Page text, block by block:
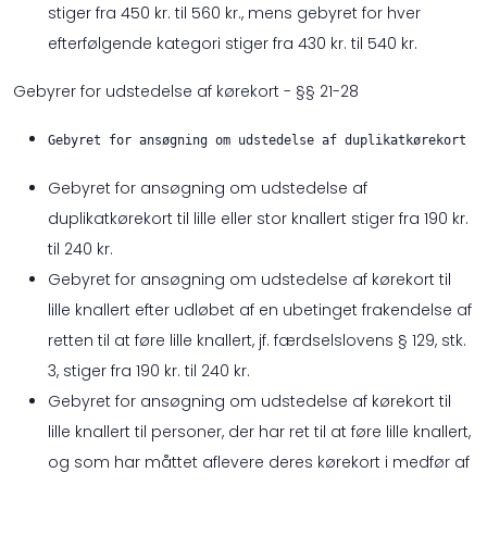
stiger fra 450 kr. til 560 kr., mens gebyret for hver
efterfølgende kategori stiger fra 430 kr. til 540 kr.
Gebyrer for udstedelse af kørekort - §§ 21-28
Gebyret for ansøgning om udstedelse af
Gebyret for ansøgning om udstedelse af
duplikatkørekort til lille eller stor knallert stiger fra 190 kr.
til 240 kr.
Gebyret for ansøgning om udstedelse af kørekort til
lille knallert efter udløbet af en ubetinget frakendelse af
retten til at føre lille knallert, jf. færdselslovens § 129, stk.
3, stiger fra 190 kr. til 240 kr.
Gebyret for ansøgning om udstedelse af kørekort til
lille knallert til personer, der har ret til at føre lille knallert,
og som har måttet aflevere deres kørekort i medfør af